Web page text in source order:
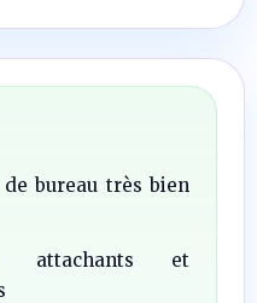
bureau très bien
attachants et